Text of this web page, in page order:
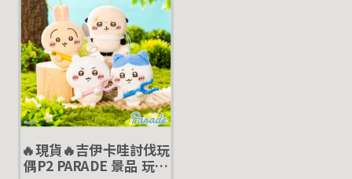
🔥現貨🔥吉伊卡哇討伐玩
偶P2 PARADE 景品 玩偶